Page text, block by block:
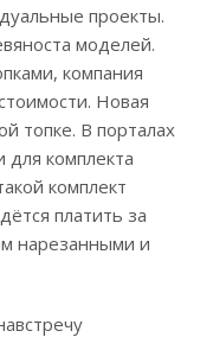
проекты.
моделей.
компания
Новая
топке. В порталах
комплекта
комплект
платить за
нарезанными и